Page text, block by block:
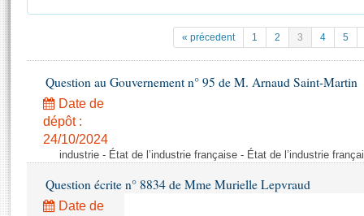
Projets de loi
Propositions de loi
Amendements
Textes adoptés
Rapports d'information
Rapports d'enquête
Documents de référence
( Constitution | Règlement de l'Assemblée ... )
Histoire
Juniors
Anciennes législatures
Liens vers les sites publics
Contacts et plan d'accès
Photos libres de droit
« précedent 1 2 3 4 5
Question au Gouvernement n° 95 de M. Arnaud Saint-Martin
Date de
dépôt :
24/10/2024
industrie - État de l’industrie française - État de l’industrie
Question écrite n° 8834 de Mme Murielle Lepvraud
Date de